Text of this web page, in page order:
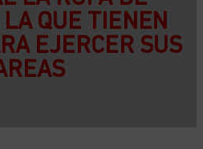
QUE TIENEN
EJERCER SUS